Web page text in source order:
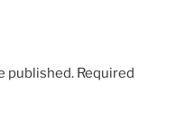
published. Required